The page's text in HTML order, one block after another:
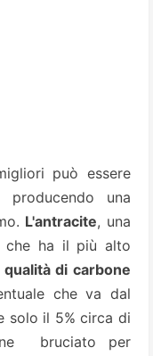
può essere
una
L'antracite, una
che ha il più alto
qualità di carbone
che va dal
solo il 5% circa di
bruciato per